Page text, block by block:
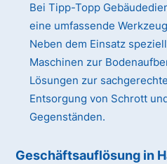
Bei Tipp-Topp
eine umfassende
Neben dem Einsatz
Maschinen zur
Lösungen zur
Entsorgung von Schrott
Gegenständen.
Geschäftsauflösung in